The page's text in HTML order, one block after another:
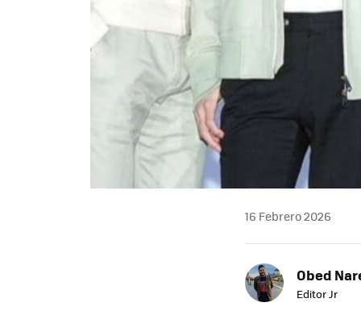
16 Febrero 2026
Obed
Editor Jr